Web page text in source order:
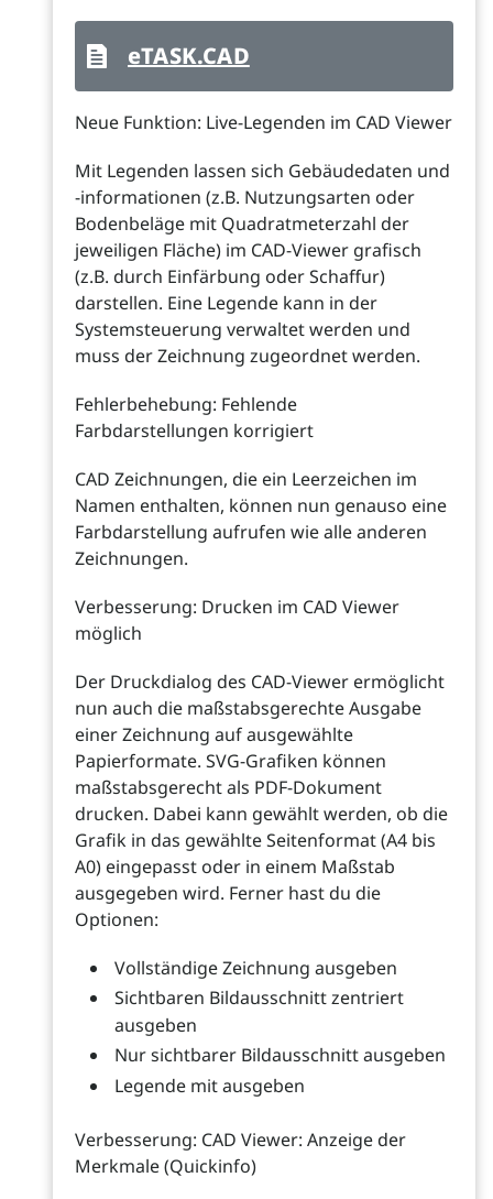
eTASK.CAD
Neue Funktion: Live-Legenden im CAD Viewer
Mit Legenden lassen sich Gebäudedaten und
-informationen (z.B. Nutzungsarten oder
Bodenbeläge mit Quadratmeterzahl der
jeweiligen Fläche) im CAD-Viewer grafisch
(z.B. durch Einfärbung oder Schaffur)
darstellen. Eine Legende kann in der
Systemsteuerung verwaltet werden und
muss der Zeichnung zugeordnet werden.
Fehlerbehebung: Fehlende
Farbdarstellungen korrigiert
CAD Zeichnungen, die ein Leerzeichen im
Namen enthalten, können nun genauso eine
Farbdarstellung aufrufen wie alle anderen
Zeichnungen.
Verbesserung: Drucken im CAD Viewer
möglich
Der Druckdialog des CAD-Viewer ermöglicht
nun auch die maßstabsgerechte Ausgabe
einer Zeichnung auf ausgewählte
Papierformate. SVG-Grafiken können
maßstabsgerecht als PDF-Dokument
drucken. Dabei kann gewählt werden, ob die
Grafik in das gewählte Seitenformat (A4 bis
A0) eingepasst oder in einem Maßstab
ausgegeben wird. Ferner hast du die
Optionen:
Vollständige Zeichnung ausgeben
Sichtbaren Bildausschnitt zentriert
ausgeben
Nur sichtbarer Bildausschnitt ausgeben
Legende mit ausgeben
Verbesserung: CAD Viewer: Anzeige der
Merkmale (Quickinfo)